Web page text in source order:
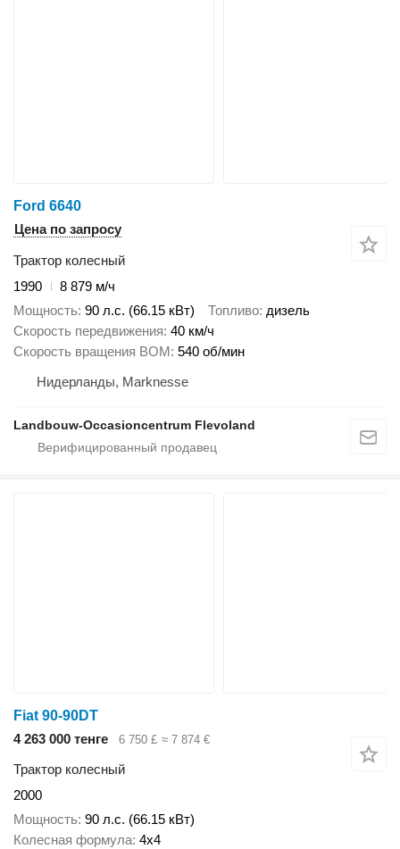
Ford 6640
Цена по запросу
Трактор колесный
1990
8 879 м/ч
Мощность 90 л.с. (66.15 кВт) Топливо дизель
Скорость передвижения 40 км/ч
Скорость вращения ВОМ 540 об/мин
Нидерланды, Marknesse
Landbouw-Occasioncentrum Flevoland
Fiat 90-90DT
4 263 000 тенге
6 750 £ ≈ 7 874 €
Трактор колесный
2000
Мощность 90 л.с. (66.15 кВт)
Колесная формула 4x4